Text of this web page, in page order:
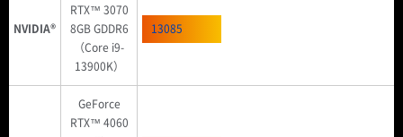
NVIDIA®
RTX™ 3070
8GB GDDR6
（Core i9-
13900K）
13085
GeForce
RTX™ 4060